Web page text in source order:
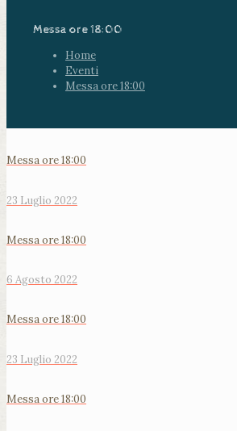
Messa ore 18:00
Home
Eventi
Messa ore 18:00
Messa ore 18:00
23 Luglio 2022
Messa ore 18:00
6 Agosto 2022
Messa ore 18:00
23 Luglio 2022
Messa ore 18:00